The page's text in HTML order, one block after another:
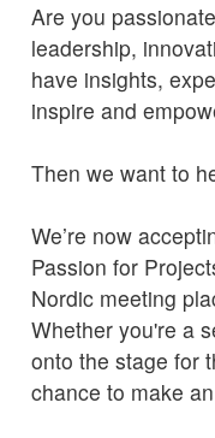
Are you
leadership,
have insights,
inspire and
Then we want to
We’re now
Passion for
Nordic meeting
Whether you're a
onto the stage for
chance to make